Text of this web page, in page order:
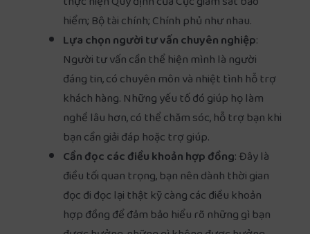
hiểm; Bộ tài chính; Chính phủ như nhau.
Lựa chọn người tư vấn chuyên nghiệp:
Người tư vấn cần thể hiện mình là người
đáng tin, có chuyên môn và nhiệt tình hỗ trợ
khách hàng. Những yếu tố đó giúp họ làm
nghề lâu hơn, có thể chăm sóc, hỗ trợ bạn khi
bạn cần giải đáp hoặc trợ giúp.
Cần đọc các điều khoản hợp đồng: Đây là
điều tối quan trọng, bạn nên dành thời gian
đọc đi đọc lại thật kỹ càng các điều khoản
hợp đồng để đảm bảo hiểu rõ những gì bạn